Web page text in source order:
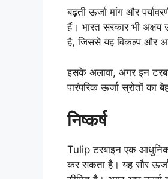
बढ़ती ऊर्जा मांग और
हैं। भारत सरकार भी
है, जिससे यह विकल्प और
इसके अलावा, अगर इन
पारंपरिक ऊर्जा स्रोतों का
निष्कर्ष
Tulip टरबाइन एक
कर सकता है। यह सौर